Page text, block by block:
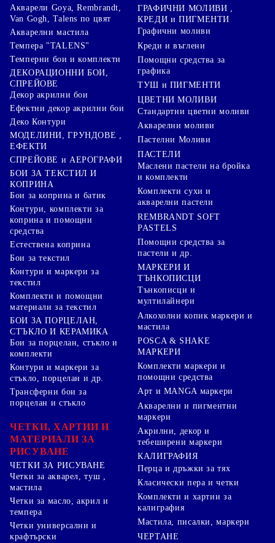
Акварели Goya, Rembrandt,
Van Gogh, Talens по цвят
Акварелни мастила
Темпера "TALENS"
Темперни бои и комплекти
ДЕКОРАЦИОННИ БОИ,
СПРЕЙОВЕ
Декор акрилни бои
Ефектни декор акрилни бои
Деко Контури
МОДЕЛИНИ, ГРУНДОВЕ ,
ЕФЕКТИ
СПРЕЙОВЕ и АЕРОГРАФИ
БОИ ЗА ТЕКСТИЛ И
КОПРИНА
Бои за коприна и батик
Контури, комплекти за
коприна и помощни
средства
Естествена коприна
Бои за текстил
Контури и маркери за
текстил
Комплекти и помощни
материали за текстил
БОИ ЗА ПОРЦЕЛАН,
СТЪКЛО И КЕРАМИКА
Бои за порцелан, стъкло и
комплекти
Контури и маркери за
стъкло, порцелан и др.
Трансферни бои за
порцелан и стъкло
ЧЕТКИ, ХАРТИИ И
МАТЕРИАЛИ ЗА
РИСУВАНЕ
ЧЕТКИ ЗА РИСУВАНЕ
Четки за акварел, туш ,
мастила
Четки за масло, акрил и
темпера
Четки универсални и
крафтърски
ГРАФИЧНИ МОЛИВИ ,
КРЕДИ и ПИГМЕНТИ
Графични моливи
Креди и въглени
Помощни средства за
графика
ТУШ и ПИГМЕНТИ
ЦВЕТНИ МОЛИВИ
Стандартни цветни моливи
Акварелни моливи
Пастелни Моливи
ПАСТЕЛИ
Маслени пастели на бройка
и комплекти
Комплекти сухи и
акварелни пастели
REMBRANDT SOFT
PASTELS
Помощни средства за
пастели и др.
МАРКЕРИ И
ТЪНКОПИСЦИ
Тънкописци и
мултилайнери
Алкохолни копик маркери и
мастила
POSCA & SHAKE
МАРКЕРИ
Комплекти маркери и
помощни средства
Арт и MANGA маркери
Акварелни и пигментни
маркери
Акрилни, декор и
тебеширени маркери
КАЛИГРАФИЯ
Перца и дръжки за тях
Класически пера и четки
Комплекти и хартии за
калиграфия
Мастила, писалки, маркери
ЧЕРТАНЕ